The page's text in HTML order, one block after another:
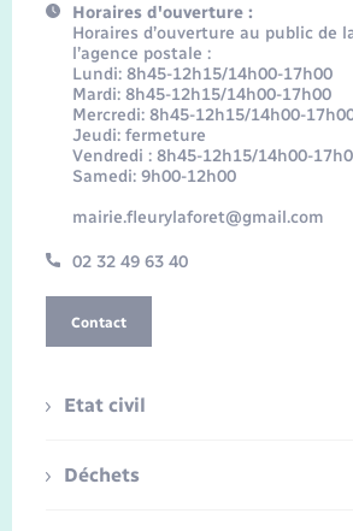
Horaires d'ouverture :
Horaires d’ouverture au public de
l’agence postale :
Lundi: 8h45-12h15/14h00-17h00
Mardi: 8h45-12h15/14h00-17h00
Mercredi: 8h45-12h15/14h00-
Jeudi: fermeture
Vendredi : 8h45-12h15/14h00-
Samedi: 9h00-12h00
mairie.fleurylaforet@gmail.com
02 32 49 63 40
Contact
Etat civil
Déchets